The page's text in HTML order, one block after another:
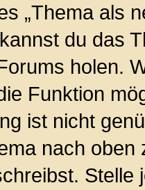
„Thema als
du das
holen.
Funktion
ist nicht
nach
Stelle